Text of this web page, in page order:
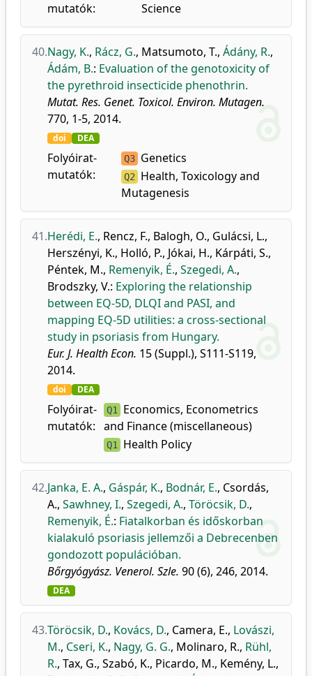
mutatók:
Science
40.Nagy, K., Rácz, G., Matsumoto, T., Ádány, R.,
Ádám, B.: Evaluation of the genotoxicity of
the pyrethroid insecticide phenothrin.
Mutat. Res. Genet. Toxicol. Environ. Mutagen.
770, 1-5, 2014.
doi DEA
Folyóirat-
mutatók:
Q3 Genetics
Q2
Health, Toxicology and
Mutagenesis
41.Herédi, E., Rencz, F., Balogh, O., Gulácsi, L.,
Herszényi, K., Holló, P., Jókai, H., Kárpáti, S.,
Péntek, M., Remenyik, É., Szegedi, A.,
Brodszky, V.: Exploring the relationship
between EQ-5D, DLQI and PASI, and
mapping EQ-5D utilities: a cross-sectional
study in psoriasis from Hungary.
Eur. J. Health Econ. 15 (Suppl.), S111-S119,
2014.
doi DEA
Folyóirat-
mutatók:
Q1 Economics, Econometrics
and Finance (miscellaneous)
Q1 Health Policy
42.Janka, E. A., Gáspár, K., Bodnár, E., Csordás,
A., Sawhney, I., Szegedi, A., Töröcsik, D.,
Remenyik, É.: Fiatalkorban és időskorban
kialakuló psoriasis jellemzői a Debrecenben
gondozott populációban.
Bőrgyógyász. Venerol. Szle. 90 (6), 246, 2014.
DEA
43.Töröcsik, D., Kovács, D., Camera, E., Lovászi,
M., Cseri, K., Nagy, G. G., Molinaro, R., Rühl,
R., Tax, G., Szabó, K., Picardo, M., Kemény, L.,